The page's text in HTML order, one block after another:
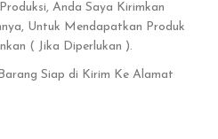
Anda Saya Kirimkan
Untuk Mendapatkan Produk
( Jika Diperlukan ).
Siap di Kirim Ke Alamat